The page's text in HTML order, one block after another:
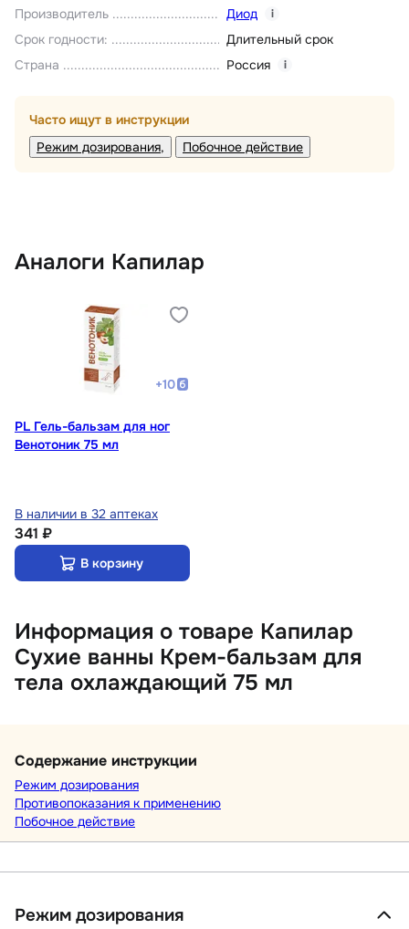
Производитель
Диод i
Срок годности:
Длительный срок
Страна
Россия i
Часто ищут в инструкции
Режим дозирования
Побочное действие
Аналоги Капилар
+10
PL Гель-бальзам для ног
Венотоник 75 мл
В наличии в 32 аптеках
341 ₽
В корзину
Информация о товаре Капилар
Сухие ванны Крем-бальзам для
тела охлаждающий 75 мл
Содержание инструкции
Режим дозирования
Противопоказания к применению
Побочное действие
Режим дозирования